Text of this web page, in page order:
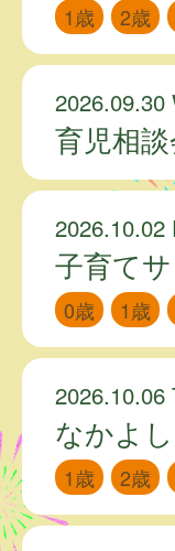
1歳 2歳
2026.09.30
育児相
2026.10.02
子育て
0歳 1歳
2026.10.06
なかよ
1歳 2歳